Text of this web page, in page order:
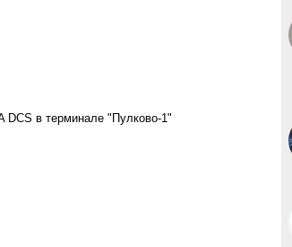
DCS в терминале "Пулково-1"